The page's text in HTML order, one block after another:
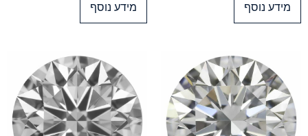
מידע נוסף מידע נוסף